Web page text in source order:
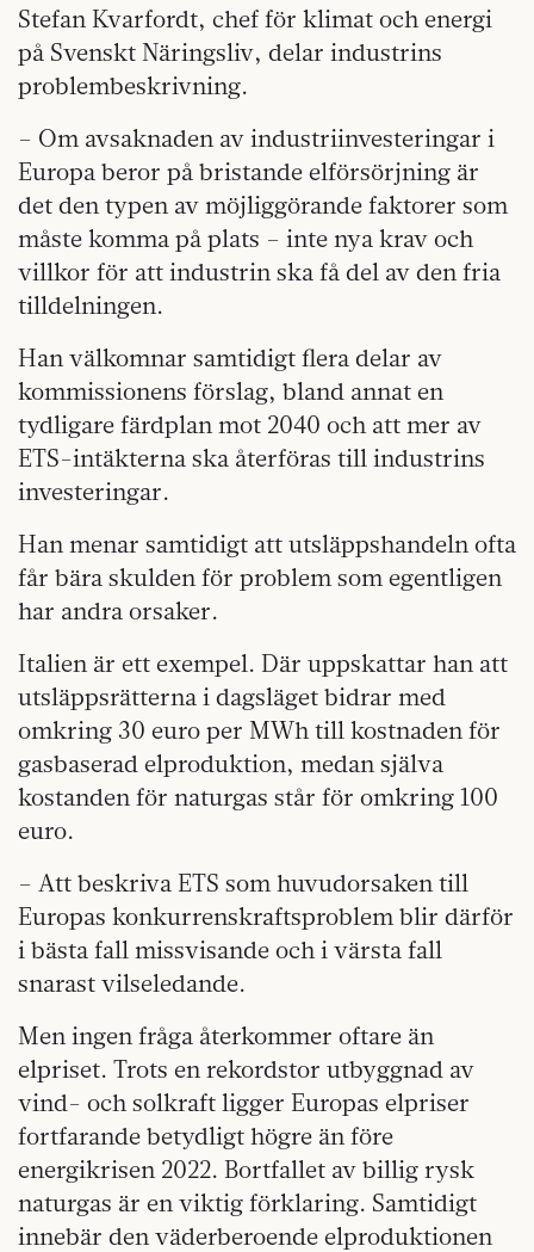
Stefan Kvarfordt, chef för klimat och energi
på Svenskt Näringsliv, delar industrins
problembeskrivning.
– Om avsaknaden av industriinvesteringar i
Europa beror på bristande elförsörjning är
det den typen av möjliggörande faktorer som
måste komma på plats – inte nya krav och
villkor för att industrin ska få del av den fria
tilldelningen.
Han välkomnar samtidigt flera delar av
kommissionens förslag, bland annat en
tydligare färdplan mot 2040 och att mer av
ETS-intäkterna ska återföras till industrins
investeringar.
Han menar samtidigt att utsläppshandeln ofta
får bära skulden för problem som egentligen
har andra orsaker.
Italien är ett exempel. Där uppskattar han att
utsläppsrätterna i dagsläget bidrar med
omkring 30 euro per MWh till kostnaden för
gasbaserad elproduktion, medan själva
kostanden för naturgas står för omkring 100
euro.
– Att beskriva ETS som huvudorsaken till
Europas konkurrenskraftsproblem blir därför
i bästa fall missvisande och i värsta fall
snarast vilseledande.
Men ingen fråga återkommer oftare än
elpriset. Trots en rekordstor utbyggnad av
vind- och solkraft ligger Europas elpriser
fortfarande betydligt högre än före
energikrisen 2022. Bortfallet av billig rysk
naturgas är en viktig förklaring. Samtidigt
innebär den väderberoende elproduktionen